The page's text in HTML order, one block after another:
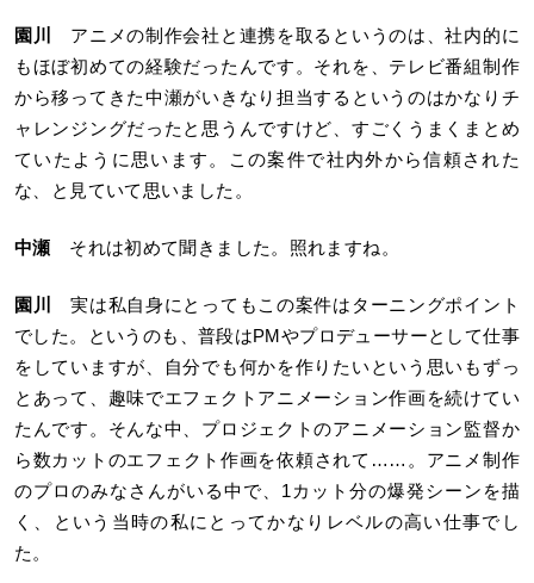
園川
アニメの制作会社と連携を取るというのは、社内的に
もほぼ初めての経験だったんです。それを、テレビ番組制作
から移ってきた中瀬がいきなり担当するというのはかなりチ
ャレンジングだったと思うんですけど、すごくうまくまとめ
ていたように思います。この案件で社内外から信頼された
な、と見ていて思いました。
中瀬 それは初めて聞きました。照れますね。
園川
実は私自身にとってもこの案件はターニングポイント
でした。というのも、普段はPMやプロデューサーとして仕事
をしていますが、自分でも何かを作りたいという思いもずっ
とあって、趣味でエフェクトアニメーション作画を続けてい
たんです。そんな中、プロジェクトのアニメーション監督か
ら数カットのエフェクト作画を依頼されて……。アニメ制作
のプロのみなさんがいる中で、1カット分の爆発シーンを描
く、という当時の私にとってかなりレベルの高い仕事でし
た。